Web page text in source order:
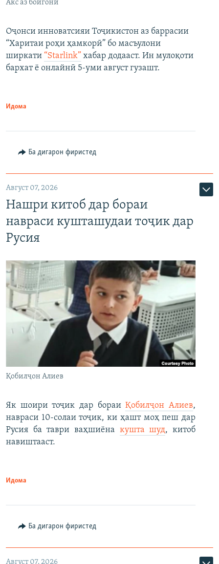
Акс аз бойгонӣ
Оҷонси инноватсияи Тоҷикистон аз баррасии
“Харитаи роҳи ҳамкорӣ” бо масъулони
ширкати “Starlink” хабар додааст. Ин мулоқоти
бархат ё онлайнӣ 5-уми август гузашт.
Идома
Ба дигарон фиристед
Август 07, 2026
Нашри китоб дар бораи
навраси кушташудаи тоҷик дар
Русия
Қобилҷон Алиев
Як шоири тоҷик дар бораиҚобилҷон Алиев,
навраси 10-солаи тоҷик, ки ҳашт моҳ пеш дар
Русия ба таври ваҳшиёна кушта шуд, китоб
навиштааст.
Идома
Ба дигарон фиристед
Август 07, 2026